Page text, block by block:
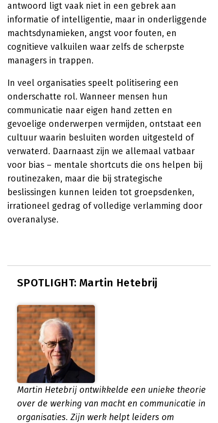
antwoord ligt vaak niet in een gebrek aan
informatie of intelligentie, maar in onderliggende
machtsdynamieken, angst voor fouten, en
cognitieve valkuilen waar zelfs de scherpste
managers in trappen.
In veel organisaties speelt politisering een
onderschatte rol. Wanneer mensen hun
communicatie naar eigen hand zetten en
gevoelige onderwerpen vermijden, ontstaat een
cultuur waarin besluiten worden uitgesteld of
verwaterd. Daarnaast zijn we allemaal vatbaar
voor bias – mentale shortcuts die ons helpen bij
routinezaken, maar die bij strategische
beslissingen kunnen leiden tot groepsdenken,
irrationeel gedrag of volledige verlamming door
overanalyse.
SPOTLIGHT: Martin Hetebrij
Martin Hetebrij ontwikkelde een unieke theorie
over de werking van macht en communicatie in
organisaties. Zijn werk helpt leiders om